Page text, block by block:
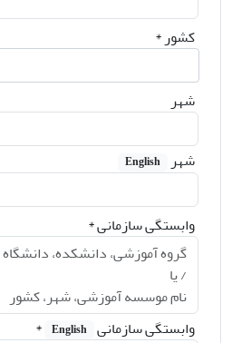
کشور*
شهر
شهر English
وابستگی سازمانی*
وابستگی سازمانی English
*